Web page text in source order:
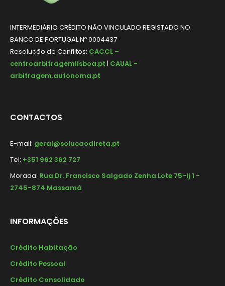
INTERMEDIÁRIO CRÉDITO NÃO VINCULADO REGISTADO NO
BANCO DE PORTUGAL Nº 0004437
Resolução de Conflitos: CACCL –
centroarbitragemlisboa.pt | CAUAL -
arbitragem.autonoma.pt
CONTACTOS
E-mail: geral@solucaodireta.pt
Tel: +351 962 362 727
Morada: Rua Dr. Francisco Salgado Zenha Lote 75-lj 1 -
2745-874 Massamá
INFORMAÇÕES
Crédito Habitação
Crédito Pessoal
Crédito Consolidado